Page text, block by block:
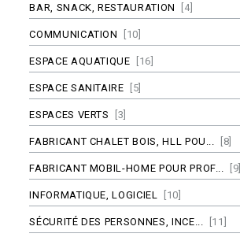
BAR, SNACK, RESTAURATION [4]
COMMUNICATION [10]
ESPACE AQUATIQUE [16]
ESPACE SANITAIRE [5]
ESPACES VERTS [3]
FABRICANT CHALET BOIS, HLL POU... [8]
FABRICANT MOBIL-HOME POUR PROF... [9]
INFORMATIQUE, LOGICIEL [10]
SÉCURITÉ DES PERSONNES, INCE... [11]